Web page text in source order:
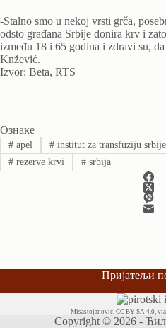
-Stalno smo u nekoj vrsti grča,
odsto građana Srbije donira krv i
između 18 i 65 godina i zdravi su,
Knžević.
Izvor: Beta, RTS
Ознаке
#apel #institut za transfuziju srbije
#rezerve krvi #srbija
Пријатељи
Misastojanovic,CC BY-SA 4.0,
Copyright © 2026 -